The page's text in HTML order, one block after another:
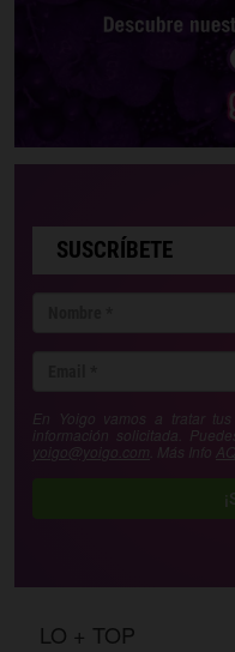
SUSCRÍBETE
En Yoigo vamos a tratar
información solicitada.
yoigo@yoigo.com . Más Info
LO + TOP